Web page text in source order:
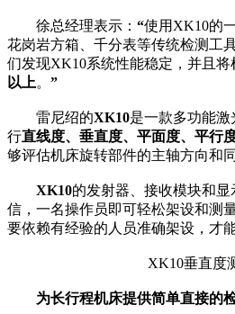
徐总经理表示： “使用XK10的
花岗岩方箱、千分表等传统检测工
们发现XK10系统性能稳定，并且将
以上。 ”
雷尼绍的XK10是一款多功能
行直线度、垂直度、平面度、平行
够评估机床旋转部件的主轴方向和同
XK10的发射器、接收模块和
信，一名操作员即可轻松架设和测
要依赖有经验的人员准确架设，才
XK10垂直度
为长行程机床提供简单直接的